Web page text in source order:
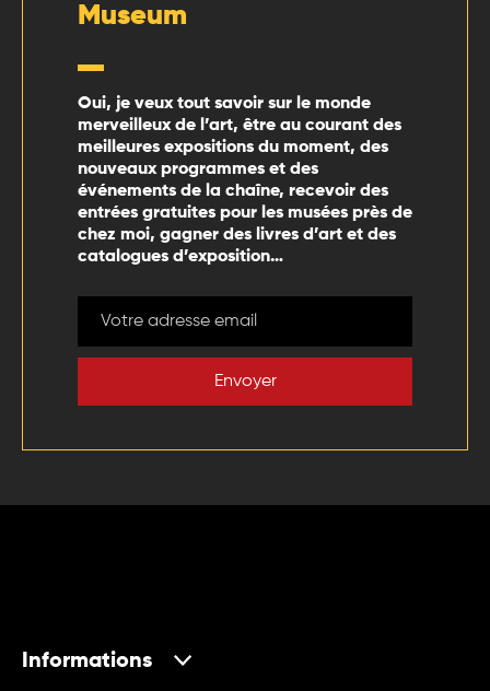
Museum
Oui, je veux tout savoir sur le monde
merveilleux de l’art, être au courant des
meilleures expositions du moment, des
nouveaux programmes et des
événements de la chaîne, recevoir des
entrées gratuites pour les musées près de
chez moi, gagner des livres d’art et des
catalogues d’exposition…
Envoyer
Informations